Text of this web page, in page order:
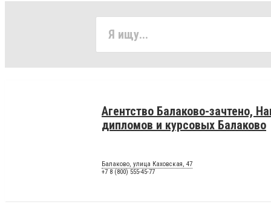
Агентство Балаково-зачтено,
дипломов и курсовых Балаково
Балаково, улица Каховская, 47
+7 8 (800) 555-45-77